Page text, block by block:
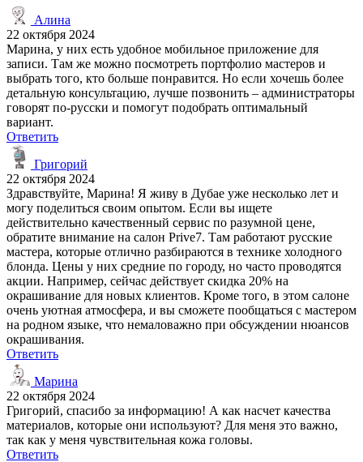
Алина
22 октября 2024
Марина, у них есть удобное мобильное приложение для
записи. Там же можно посмотреть портфолио мастеров и
выбрать того, кто больше понравится. Но если хочешь более
детальную консультацию, лучше позвонить – администраторы
говорят по-русски и помогут подобрать оптимальный
вариант.
Ответить
Григорий
22 октября 2024
Здравствуйте, Марина! Я живу в Дубае уже несколько лет и
могу поделиться своим опытом. Если вы ищете
действительно качественный сервис по разумной цене,
обратите внимание на салон Prive7. Там работают русские
мастера, которые отлично разбираются в технике холодного
блонда. Цены у них средние по городу, но часто проводятся
акции. Например, сейчас действует скидка 20% на
окрашивание для новых клиентов. Кроме того, в этом салоне
очень уютная атмосфера, и вы сможете пообщаться с мастером
на родном языке, что немаловажно при обсуждении нюансов
окрашивания.
Ответить
Марина
22 октября 2024
Григорий, спасибо за информацию! А как насчет качества
материалов, которые они используют? Для меня это важно,
так как у меня чувствительная кожа головы.
Ответить